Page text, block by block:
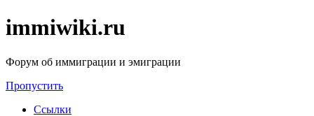
immiwiki.ru
Форум об иммиграции и эмиграции
Пропустить
Ссылки